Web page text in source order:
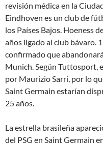
revisión médica en la
Eindhoven es un club de
los Países Bajos. Hoeness
años ligado al club bávaro.
confirmado que
Munich. Según Tuttosport,
por Maurizio Sarri, por lo
Saint Germain estarían
25 años.
La estrella brasileña
del PSG en Saint Germain